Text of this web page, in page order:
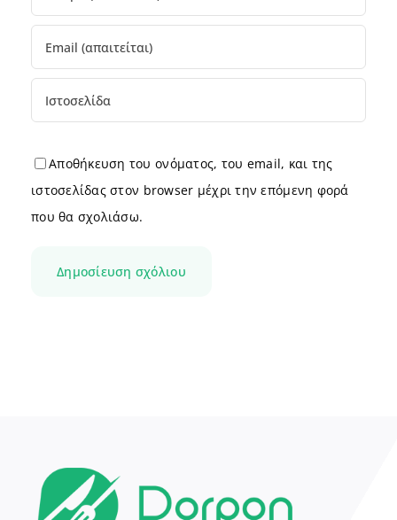
Αποθήκευση του ονόματος, του email, και της
ιστοσελίδας στον browser μέχρι την επόμενη φορά
που θα σχολιάσω.